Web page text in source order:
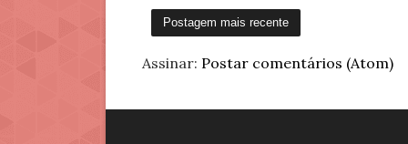
Postagem mais recente
Assinar: Postar comentários (Atom)